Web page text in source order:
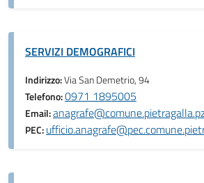
SERVIZI DEMOGRAFICI
Indirizzo:Via San Demetrio, 94
Telefono:0971 1895005
Email:
PEC: